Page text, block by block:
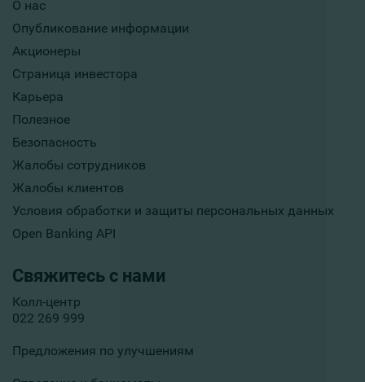
О нас
Опубликование информации
Акционеры
Страница инвестора
Карьера
Полезное
Безопасность
Жалобы сотрудников
Жалобы клиентов
Условия обработки и защиты персональных данных
Open Banking API
Свяжитесь с нами
Колл-центр
022 269 999
Предложения по улучшениям